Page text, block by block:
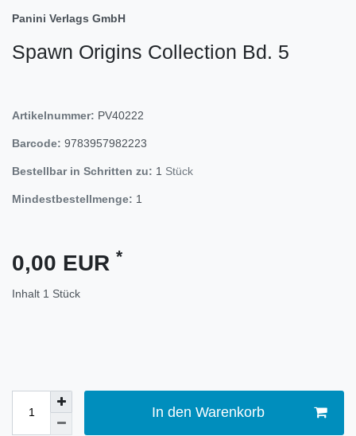
Panini Verlags GmbH
Spawn Origins Collection Bd. 5
Artikelnummer: PV40222
Barcode: 9783957982223
Bestellbar in Schritten zu: 1 Stück
Mindestbestellmenge: 1
0,00 EUR *
Inhalt 1 Stück
In den Warenkorb